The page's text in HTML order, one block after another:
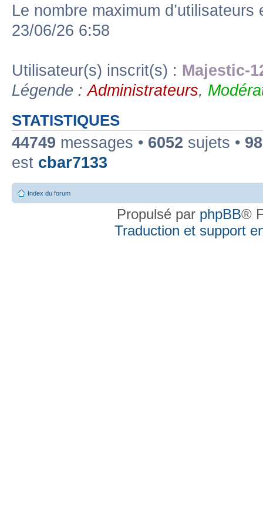
Le nombre maximum
23/06/26 6:58
Utilisateur(s) inscrit(s) : Majestic-
Légende :Administrateurs,
STATISTIQUES
44749 messages • 6052 sujets •
est cbar7133
Index du forum
Propulsé par phpBB®
Traduction et support